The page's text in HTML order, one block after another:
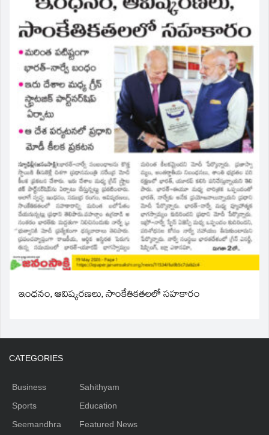
ఇంధనం, ఆవిష్కరణలు, సాంకేతికతలలో సహకారం
CATEGORIES
Business
Sports
Seemandhra
Sahithyam
Education
Featured News